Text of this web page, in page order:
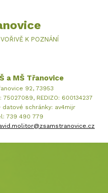
K POZNÁNÍ
a MŠ Třanovice
92, 73953
75027089, REDIZO: 600134237
datové schránky: av4mijr
739 490 779